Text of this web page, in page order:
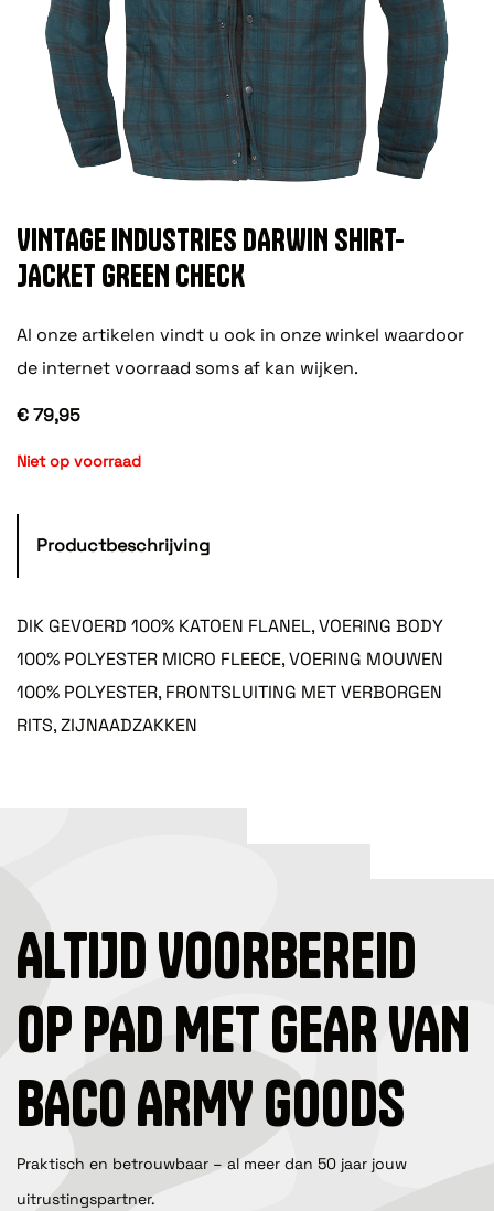
VINTAGE INDUSTRIES DARWIN SHIRT-
JACKET GREEN CHECK
Al onze artikelen vindt u ook in onze winkel waardoor
de internet voorraad soms af kan wijken.
€ 79,95
Niet op voorraad
Productbeschrijving
DIK GEVOERD 100% KATOEN FLANEL, VOERING BODY
100% POLYESTER MICRO FLEECE, VOERING MOUWEN
100% POLYESTER, FRONTSLUITING MET VERBORGEN
RITS, ZIJNAADZAKKEN
ALTIJD VOORBEREID
OP PAD MET GEAR VAN
BACO ARMY GOODS
Praktisch en betrouwbaar – al meer dan 50 jaar jouw
uitrustingspartner.